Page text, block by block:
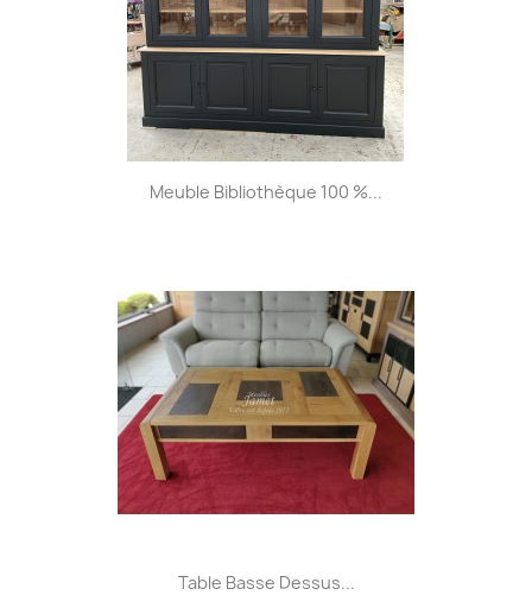
Meuble Bibliothèque 100 %...
Table Basse Dessus...